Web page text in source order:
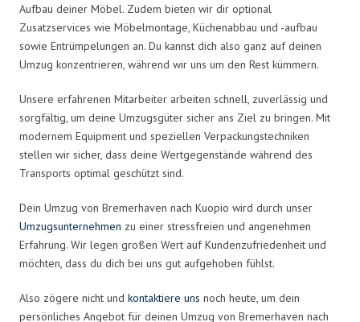
Aufbau deiner Möbel. Zudem bieten wir dir optional
Zusatzservices wie Möbelmontage, Küchenabbau und -aufbau
sowie Entrümpelungen an. Du kannst dich also ganz auf deinen
Umzug konzentrieren, während wir uns um den Rest kümmern.
Unsere erfahrenen Mitarbeiter arbeiten schnell, zuverlässig und
sorgfältig, um deine Umzugsgüter sicher ans Ziel zu bringen. Mit
modernem Equipment und speziellen Verpackungstechniken
stellen wir sicher, dass deine Wertgegenstände während des
Transports optimal geschützt sind.
Dein Umzug von Bremerhaven nach Kuopio wird durch unser
Umzugsunternehmen zu einer stressfreien und angenehmen
Erfahrung. Wir legen großen Wert auf Kundenzufriedenheit und
möchten, dass du dich bei uns gut aufgehoben fühlst.
Also zögere nicht und kontaktiere uns noch heute, um dein
persönliches Angebot für deinen Umzug von Bremerhaven nach